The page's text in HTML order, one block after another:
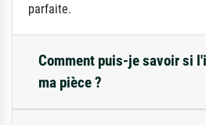
parfaite.
Comment puis-je savoir si
ma pièce ?